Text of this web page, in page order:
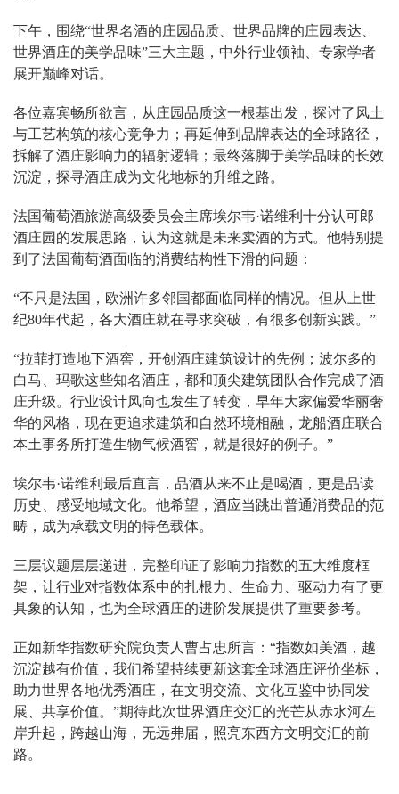
下午，围绕“世界名酒的庄园品质、世界品牌的庄园表达、
世界酒庄的美学品味”三大主题，中外行业领袖、专家学者
展开巅峰对话。
各位嘉宾畅所欲言，从庄园品质这一根基出发，探讨了风土
与工艺构筑的核心竞争力；再延伸到品牌表达的全球路径，
拆解了酒庄影响力的辐射逻辑；最终落脚于美学品味的长效
沉淀，探寻酒庄成为文化地标的升维之路。
法国葡萄酒旅游高级委员会主席埃尔韦·诺维利十分认可郎
酒庄园的发展思路，认为这就是未来卖酒的方式。他特别提
到了法国葡萄酒面临的消费结构性下滑的问题：
“不只是法国，欧洲许多邻国都面临同样的情况。但从上世
纪80年代起，各大酒庄就在寻求突破，有很多创新实践。”
“拉菲打造地下酒窖，开创酒庄建筑设计的先例；波尔多的
白马、玛歌这些知名酒庄，都和顶尖建筑团队合作完成了酒
庄升级。行业设计风向也发生了转变，早年大家偏爱华丽奢
华的风格，现在更追求建筑和自然环境相融，龙船酒庄联合
本土事务所打造生物气候酒窖，就是很好的例子。”
埃尔韦·诺维利最后直言，品酒从来不止是喝酒，更是品读
历史、感受地域文化。他希望，酒应当跳出普通消费品的范
畴，成为承载文明的特色载体。
三层议题层层递进，完整印证了影响力指数的五大维度框
架，让行业对指数体系中的扎根力、生命力、驱动力有了更
具象的认知，也为全球酒庄的进阶发展提供了重要参考。
正如新华指数研究院负责人曹占忠所言：“指数如美酒，越
沉淀越有价值，我们希望持续更新这套全球酒庄评价坐标，
助力世界各地优秀酒庄，在文明交流、文化互鉴中协同发
展、共享价值。”期待此次世界酒庄交汇的光芒从赤水河左
岸升起，跨越山海，无远弗届，照亮东西方文明交汇的前
路。